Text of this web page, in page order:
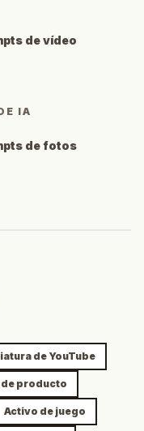
de vídeo
IA
de fotos
de YouTube
producto
Activo de juego